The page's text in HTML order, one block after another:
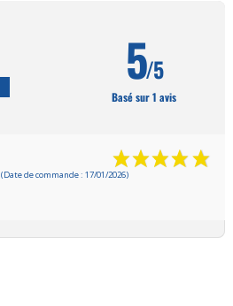
5/5
Basé sur 1 avis
(Date de commande : 17/01/2026)